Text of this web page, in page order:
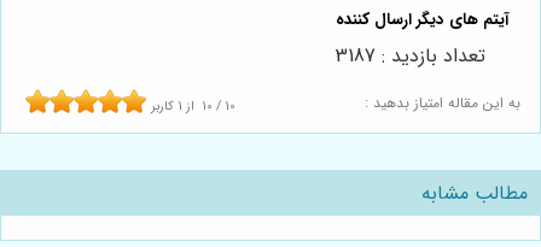
به این مقاله امتیاز بدهید : 10 / 10 از 1 کاربر
تعداد بازدید : 3187
مطالب مشابه